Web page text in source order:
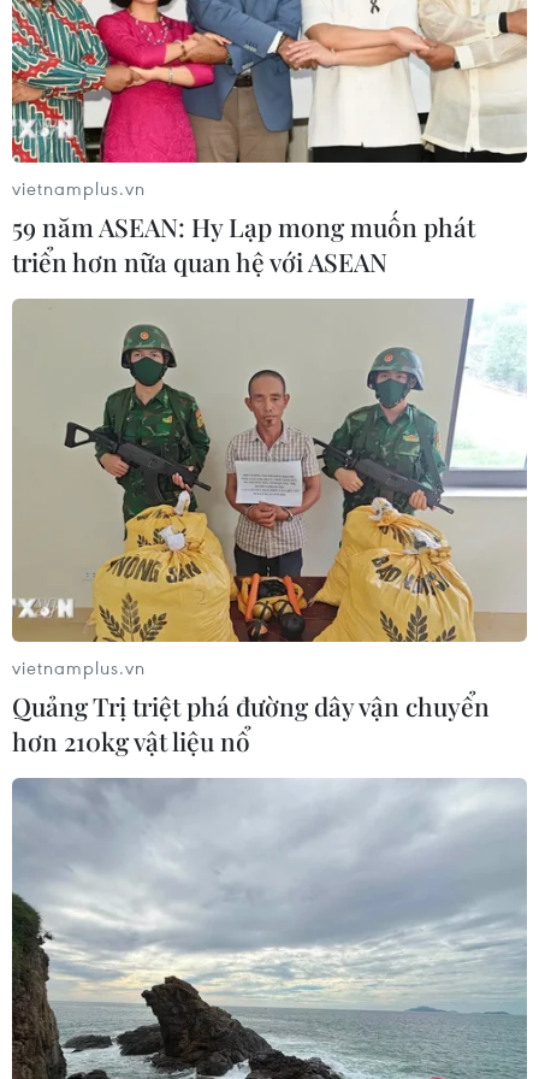
Chuyển đổi sang hệ thống lương thực thực
phẩm xanh, ít phát thải
13/04/2022 05:21
Để tham gia vào sân chơi chung của thế giới, Việt Nam
cần có những bước đi táo bạo và có tầm nhìn để
chuyển đổi sang hệ thống lương thực thực phẩm xanh, ít
phát thải và bền vững.
Nông nghiệp xanh: Nắm bắt dòng chảy
mới của thị trường
15/08/2022 02:30
vietnamplus.vn
59 năm ASEAN: Hy Lạp mong muốn phát
triển hơn nữa quan hệ với ASEAN
vietnamplus.vn
Quảng Trị triệt phá đường dây vận chuyển
hơn 210kg vật liệu nổ